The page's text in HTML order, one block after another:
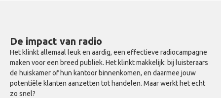
De impact van radio
Het klinkt allemaal leuk en aardig, een effectieve radiocampagne
maken voor een breed publiek. Het klinkt makkelijk: bij luisteraars
de huiskamer of hun kantoor binnenkomen, en daarmee jouw
potentiële klanten aanzetten tot handelen. Maar werkt het echt
zo snel?